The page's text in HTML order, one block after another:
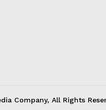
Company, All Rights